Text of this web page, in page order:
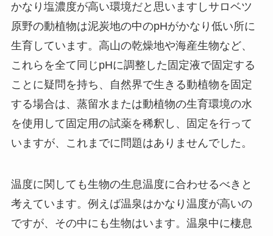
かなり塩濃度が高い環境だと思いますしサロベツ
原野の動植物は泥炭地の中のpHがかなり低い所に
生育しています。高山の乾燥地や海産生物など、
これらを全て同じpHに調整した固定液で固定する
ことに疑問を持ち、自然界で生きる動植物を固定
する場合は、蒸留水または動植物の生育環境の水
を使用して固定用の試薬を稀釈し、固定を行って
いますが、これまでに問題はありませんでした。
温度に関しても生物の生息温度に合わせるべきと
考えています。例えば温泉はかなり温度が高いの
ですが、その中にも生物はいます。温泉中に棲息